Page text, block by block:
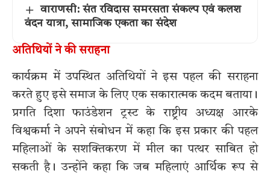
वाराणसी: संत रविदास समरसता संकल्प एवं कलश
वंदन यात्रा, सामाजिक एकता का संदेश
अतिथियों ने की सराहना
कार्यक्रम में उपस्थित अतिथियों ने इस पहल की सराहना
करते हुए इसे समाज के लिए एक सकारात्मक कदम बताया।
प्रगति दिशा फाउंडेशन ट्रस्ट के राष्ट्रीय अध्यक्ष आरके
विश्वकर्मा ने अपने संबोधन में कहा कि इस प्रकार की पहल
महिलाओं के सशक्तिकरण में मील का पत्थर साबित हो
सकती है। उन्होंने कहा कि जब महिलाएं आर्थिक रूप से